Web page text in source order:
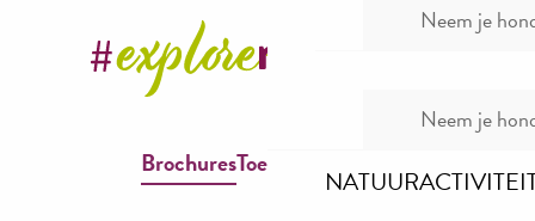
Neem je
Neem je
Festival Hoka les Templiers (trail) 2026
Rando aligot sur le Causse Noir - Maison des
Anne Roumanoff " l'âge Libre " - Théâtre de la Maison du
Animations médiévales - Château de Peyrelade
Colo de cirque et nature sur le Causse Noir - Anima
Rando sous le Viaduc de nuit - Maison des
BrochuresToegankelijkheid